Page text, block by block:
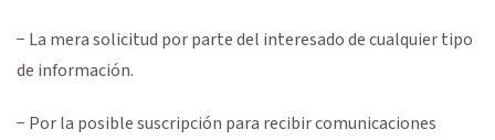
− La mera solicitud por parte del interesado de cualquier tipo
de información.
− Por la posible suscripción para recibir comunicaciones